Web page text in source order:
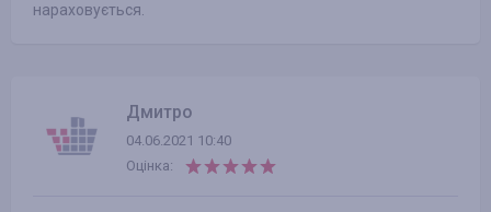
нараховується.
Дмитро
04.06.2021 10:40
Оцінка: